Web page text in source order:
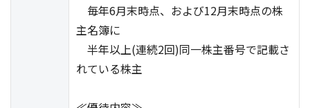
毎年6月末時点、および12月末時点の株
主名簿に
半年以上(連続2回)同一株主番号で記載さ
れている株主